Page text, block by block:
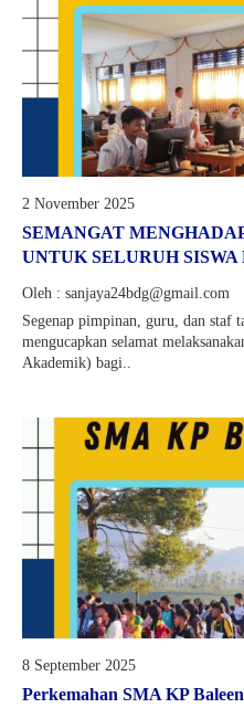
2 November 2025
SEMANGAT
UNTUK SELURUH
Oleh : sanjaya24bdg@gmail.com
Segenap pimpinan, guru, dan staf
mengucapkan selamat
Akademik) bagi..
8 September 2025
Perkemahan SMA KP